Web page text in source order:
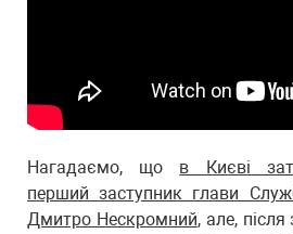
Нагадаємо, що в Києві
перший заступник глави
Дмитро Нескромний, але,